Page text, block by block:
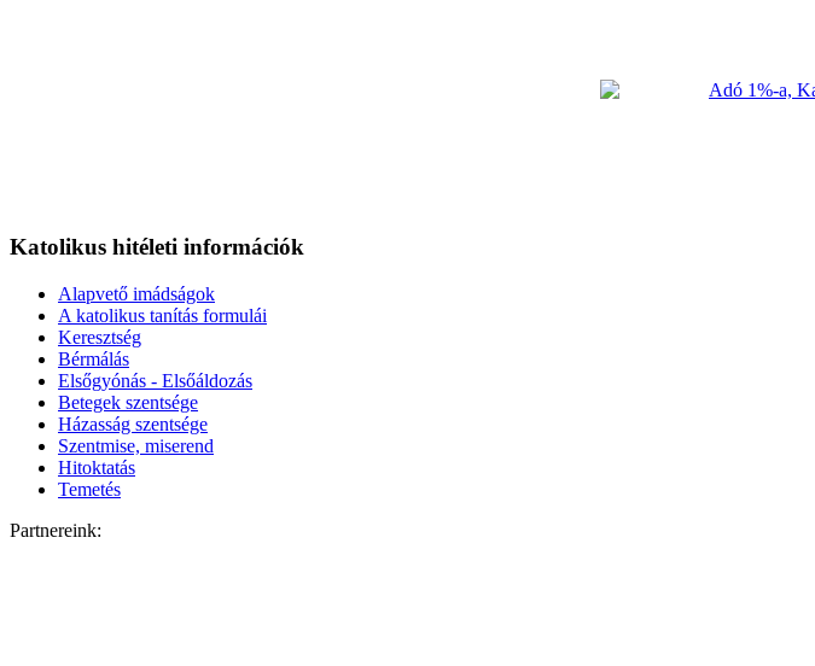
Katolikus hitéleti információk
Alapvető imádságok
A katolikus tanítás formulái
Keresztség
Bérmálás
Elsőgyónás - Elsőáldozás
Betegek szentsége
Házasság szentsége
Szentmise, miserend
Hitoktatás
Temetés
Partnereink: